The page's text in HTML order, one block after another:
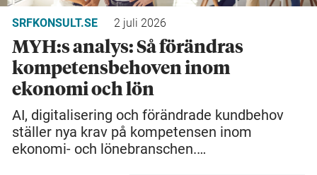
SRFKONSULT.SE 2 juli 2026
MYH:s analys: Så förändras
kompetensbehoven inom
ekonomi och lön
AI, digitalisering och förändrade kundbehov
ställer nya krav på kompetensen inom
ekonomi- och lönebranschen.…